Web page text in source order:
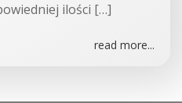
ilości […]
read more...